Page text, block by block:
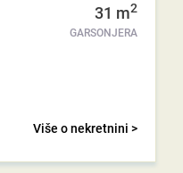
31 m2
GARSONJERA
Više o nekretnini >